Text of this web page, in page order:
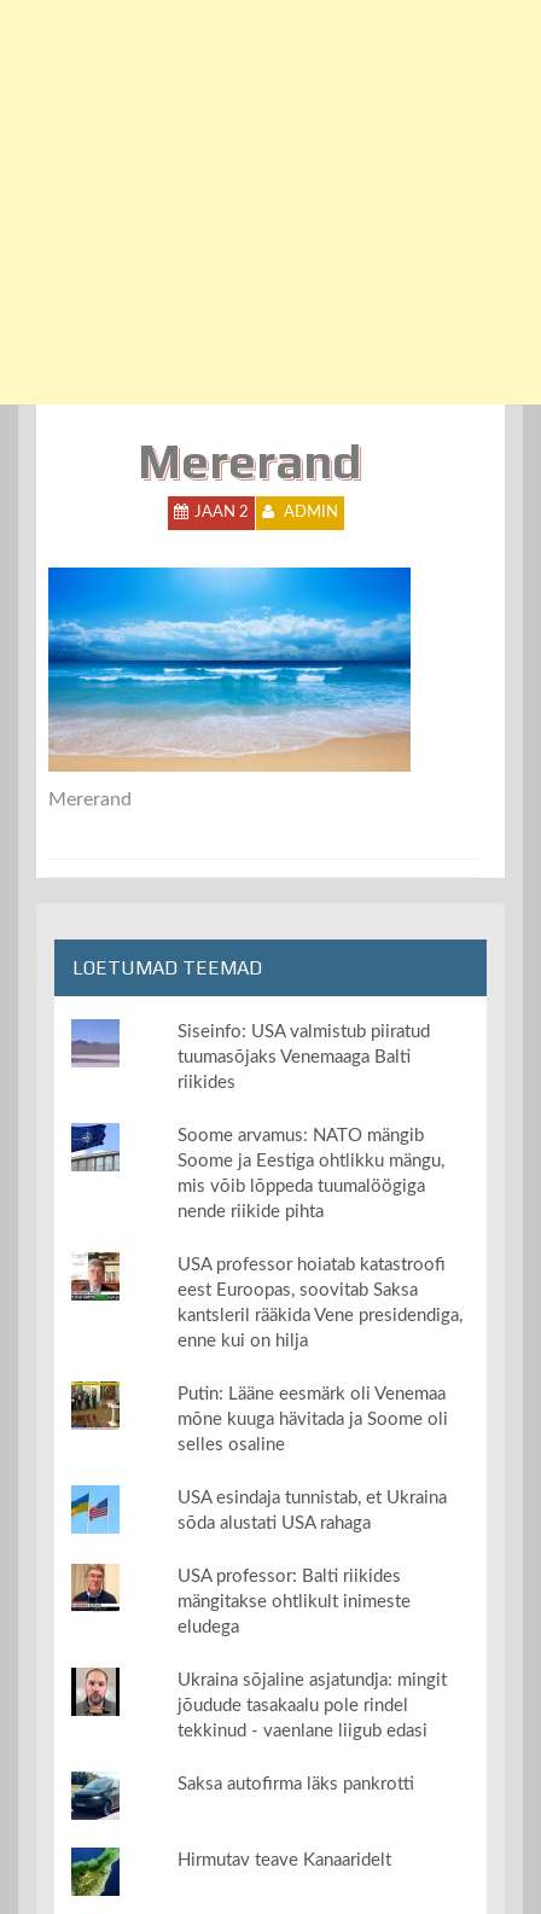
Mererand
JAAN 2 ADMIN
Mererand
LOETUMAD TEEMAD
Siseinfo: USA valmistub piiratud
tuumasõjaks Venemaaga Balti
riikides
Soome arvamus: NATO mängib
Soome ja Eestiga ohtlikku mängu,
mis võib lõppeda tuumalöögiga
nende riikide pihta
USA professor hoiatab katastroofi
eest Euroopas, soovitab Saksa
kantsleril rääkida Vene presidendiga,
enne kui on hilja
Putin: Lääne eesmärk oli Venemaa
mõne kuuga hävitada ja Soome oli
selles osaline
USA esindaja tunnistab, et Ukraina
sõda alustati USA rahaga
USA professor: Balti riikides
mängitakse ohtlikult inimeste
eludega
Ukraina sõjaline asjatundja: mingit
jõudude tasakaalu pole rindel
tekkinud - vaenlane liigub edasi
Saksa autofirma läks pankrotti
Hirmutav teave Kanaaridelt